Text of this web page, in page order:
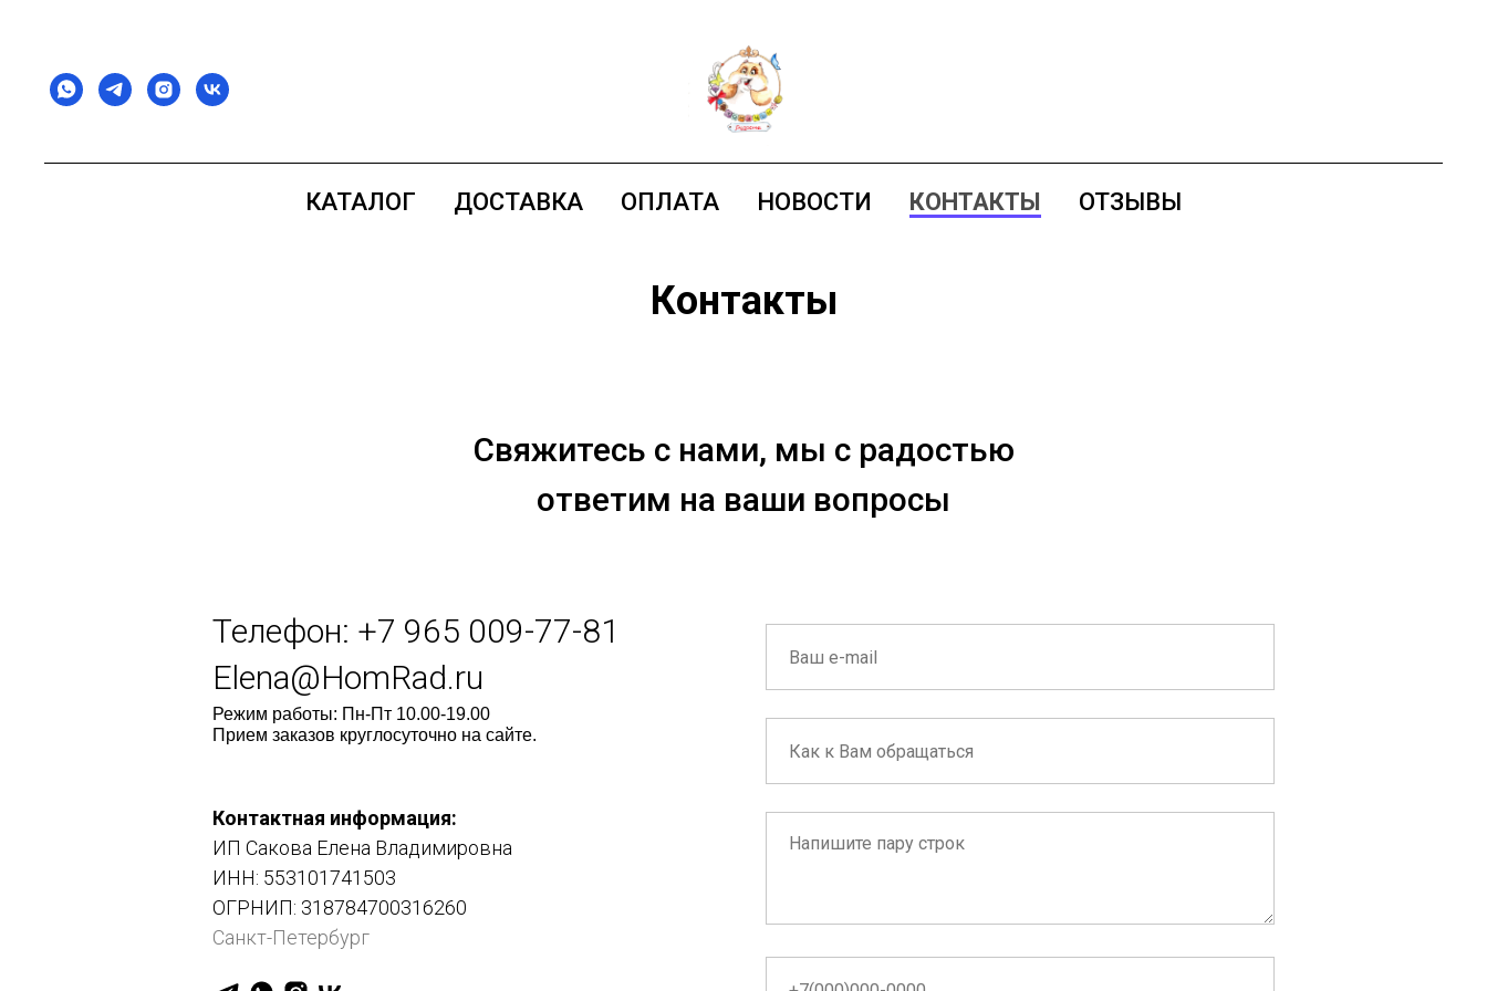
КАТАЛОГ ДОСТАВКА ОПЛАТА НОВОСТИ КОНТАКТЫ ОТЗЫВЫ
Контакты
Свяжитесь с нами, мы с радостью
ответим на ваши вопросы
Телефон: +7 965 009-77-81
Elena@HomRad.ru
Режим работы: Пн-Пт 10.00-19.00
Прием заказов круглосуточно на сайте.
Контактная информация:
ИП Сакова Елена Владимировна
ИНН: 553101741503
ОГРНИП: 318784700316260
Санкт-Петербург